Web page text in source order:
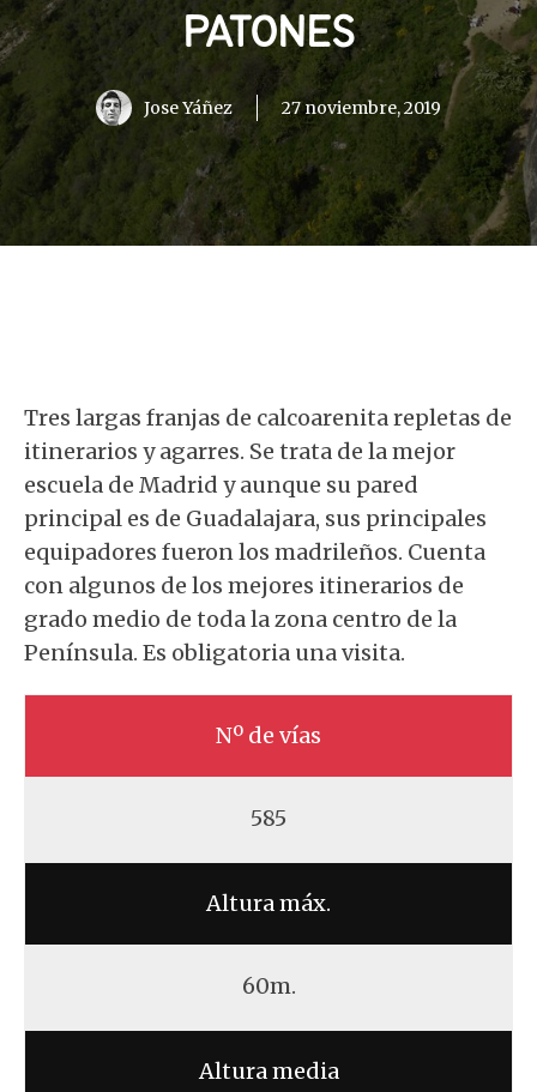
PATONES
Jose Yáñez 27 noviembre, 2019
Tres largas franjas de calcoarenita repletas de
itinerarios y agarres. Se trata de la mejor
escuela de Madrid y aunque su pared
principal es de Guadalajara, sus principales
equipadores fueron los madrileños. Cuenta
con algunos de los mejores itinerarios de
grado medio de toda la zona centro de la
Península. Es obligatoria una visita.
Nº de vías
585
Altura máx.
60m.
Altura media